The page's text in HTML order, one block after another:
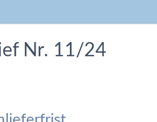
Aufgaben + ZieleRückmeldeberichte
Nr. 11/24